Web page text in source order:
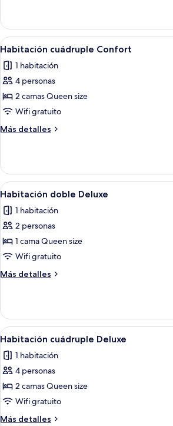
doble
Confort
Abrir
todas
las
fotos
de
Habitación
cuádruple
Confort
Caja de
6
Habitación cuádruple Confort
1 habitación
4 personas
2 camas Queen size
Wifi gratuito
Más detalles
Más
cuádruple
Confort
Abrir
todas
las
fotos
de
Habitación
doble
Deluxe
Caja de
1
Habitación doble Deluxe
1 habitación
2 personas
1 cama Queen size
Wifi gratuito
Más detalles
Más
doble
Deluxe
Abrir
todas
las
fotos
de
Habitación
cuádruple
Caja de
3
Habitación cuádruple Deluxe
1 habitación
4 personas
2 camas Queen size
Wifi gratuito
Más detalles
Más